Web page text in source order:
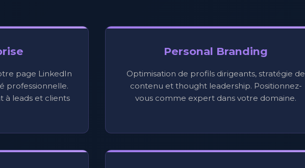
page LinkedIn
professionnelle.
à leads et clients
Personal Branding
Optimisation de profils dirigeants, stratégie de
contenu et thought leadership. Positionnez-
vous comme expert dans votre domaine.